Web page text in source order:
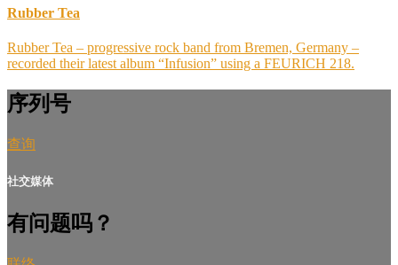
Rubber Tea
Rubber Tea – progressive rock band from Bremen, Germany –
recorded their latest album “Infusion” using a FEURICH 218.
序列号
查询
社交媒体
有问题吗？